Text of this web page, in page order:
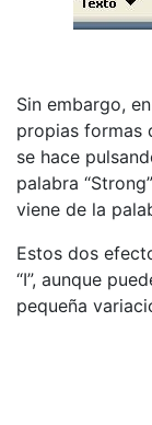
Sin embargo,
propias formas
se hace
palabra
viene de la
Estos dos
“I”, aunque
pequeña